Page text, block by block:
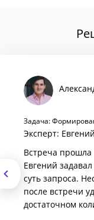
Задача:
Эксперт:
Встреча
Евгений
суть запроса.
после встречи
достаточном